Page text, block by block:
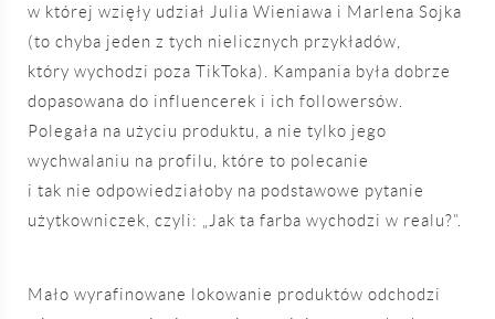
w której wzięły udział Julia Wieniawa i Marlena Sojka
(to chyba jeden z tych nielicznych przykładów,
który wychodzi poza TikToka). Kampania była dobrze
dopasowana do influencerek i ich followersów.
Polegała na użyciu produktu, a nie tylko jego
wychwalaniu na profilu, które to polecanie
i tak nie odpowiedziałoby na podstawowe pytanie
użytkowniczek, czyli: „Jak ta farba wychodzi w realu?”.
Mało wyrafinowane lokowanie produktów odchodzi